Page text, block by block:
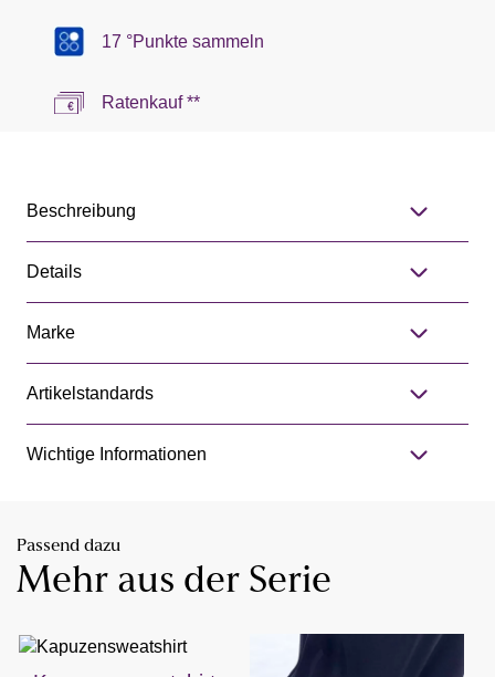
17 °Punkte sammeln
Ratenkauf **
Beschreibung
Details
Marke
Artikelstandards
Wichtige Informationen
Passend dazu
Mehr aus der Serie